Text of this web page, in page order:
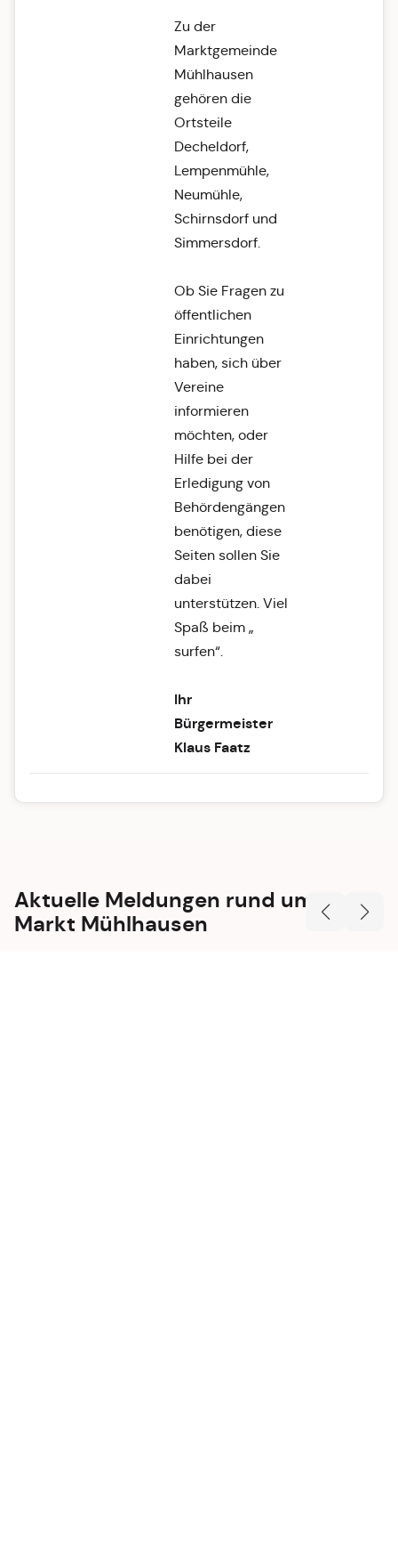
Zu der
Marktgemeinde
Mühlhausen
gehören die
Ortsteile
Decheldorf,
Lempenmühle,
Neumühle,
Schirnsdorf und
Simmersdorf.
Ob Sie Fragen zu
öffentlichen
Einrichtungen
haben, sich über
Vereine
informieren
möchten, oder
Hilfe bei der
Erledigung von
Behördengängen
benötigen, diese
Seiten sollen Sie
dabei
unterstützen. Viel
Spaß beim „
surfen“.
Ihr
Bürgermeister
Klaus Faatz
Aktuelle Meldungen rund um den
Markt Mühlhausen